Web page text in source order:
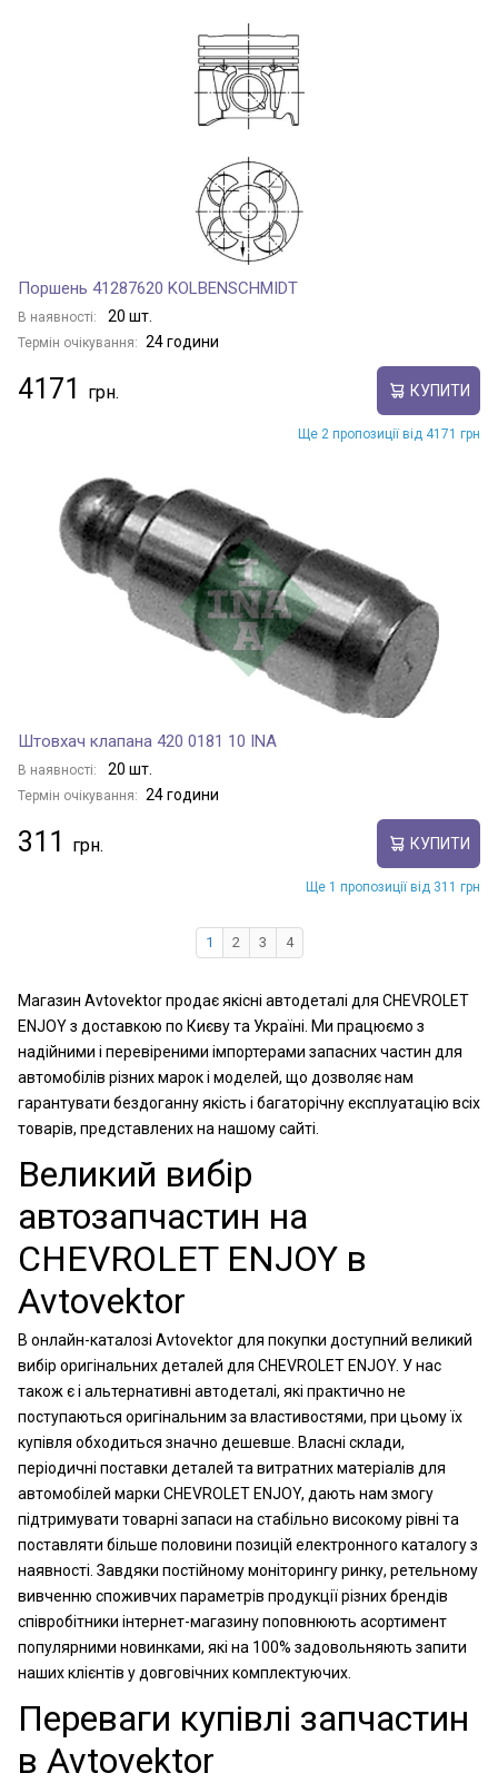
Поршень 41287620 KOLBENSCHMIDT
В наявності: 20 шт.
Термін очікування: 24 години
4171 КУПИТИ
Ще 2 пропозиції від 4171 грн
Штовхач клапана 420 0181 10 INA
В наявності: 20 шт.
Термін очікування: 24 години
311 КУПИТИ
Ще 1 пропозиції від 311 грн
1 2 3 4
Магазин Avtovektor продає якісні автодеталі для CHEVROLET
ENJOY з доставкою по Києву та Україні. Ми працюємо з
надійними і перевіреними імпортерами запасних частин для
автомобілів різних марок і моделей, що дозволяє нам
гарантувати бездоганну якість і багаторічну експлуатацію всіх
товарів, представлених на нашому сайті.
Великий вибір
автозапчастин на
CHEVROLET ENJOY в
Avtovektor
В онлайн-каталозі Avtovektor для покупки доступний великий
вибір оригінальних деталей для CHEVROLET ENJOY. У нас
також є і альтернативні автодеталі, які практично не
поступаються оригінальним за властивостями, при цьому їх
купівля обходиться значно дешевше. Власні склади,
періодичні поставки деталей та витратних матеріалів для
автомобілей марки CHEVROLET ENJOY, дають нам змогу
підтримувати товарні запаси на стабільно високому рівні та
поставляти більше половини позицій електронного каталогу з
наявності. Завдяки постійному моніторингу ринку, ретельному
вивченню споживчих параметрів продукції різних брендів
співробітники інтернет-магазину поповнюють асортимент
популярними новинками, які на 100% задовольняють запити
наших клієнтів у довговічних комплектуючих.
Переваги купівлі запчастин
в Avtovektor